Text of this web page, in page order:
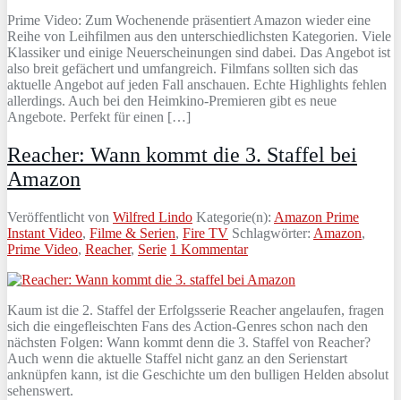
Prime Video: Zum Wochenende präsentiert Amazon wieder eine
Reihe von Leihfilmen aus den unterschiedlichsten Kategorien. Viele
Klassiker und einige Neuerscheinungen sind dabei. Das Angebot ist
also breit gefächert und umfangreich. Filmfans sollten sich das
aktuelle Angebot auf jeden Fall anschauen. Echte Highlights fehlen
allerdings. Auch bei den Heimkino-Premieren gibt es neue
Angebote. Perfekt für einen […]
Reacher: Wann kommt die 3. Staffel bei
Amazon
Veröffentlicht von Wilfred Lindo Kategorie(n): Amazon Prime
Instant Video, Filme & Serien, Fire TV Schlagwörter: Amazon,
Prime Video, Reacher, Serie 1 Kommentar
Kaum ist die 2. Staffel der Erfolgsserie Reacher angelaufen, fragen
sich die eingefleischten Fans des Action-Genres schon nach den
nächsten Folgen: Wann kommt denn die 3. Staffel von Reacher?
Auch wenn die aktuelle Staffel nicht ganz an den Serienstart
anknüpfen kann, ist die Geschichte um den bulligen Helden absolut
sehenswert.